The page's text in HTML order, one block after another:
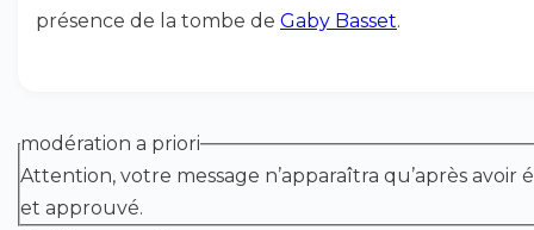
présence de la tombe de Gaby Basset.
modération a priori
Attention, votre message n’apparaîtra qu’après avoir
et approuvé.